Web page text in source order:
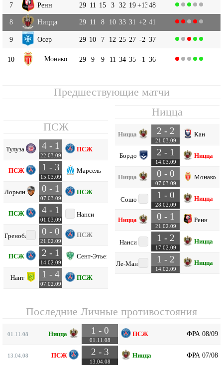
7 Ренн 29 11 15 3 32 19+1348
8 Ницца 29 11 8 10 33 31 +2 41
9 Осер 29 10 7 12 25 27 -2 37
10 Монако 29 9 9 11 34 35 -1 36
Предшествующие матчи
ПСЖ
Тулуза 4 - 1
22.03.09
ПСЖ
ПСЖ 1 - 3
15.03.09
Марсель
Лорьян 0 - 1
07.03.09
ПСЖ
ПСЖ 4 - 1
01.03.09
Нанси
Гренобль 0 - 0
21.02.09
ПСЖ
ПСЖ 2 - 1
14.02.09
Сент-Этьен
Нант 1 - 4
07.02.09
ПСЖ
Ницца
Ницца 2 - 2
21.03.09
Кан
Бордо 2 - 1
14.03.09
Ницца
Ницца 0 - 0
07.03.09
Монако
Сошо 1 - 0
28.02.09
Ницца
Ницца 0 - 1
21.02.09
Ренн
Нанси 1 - 2
17.02.09
Ницца
Ле-Ман 1 - 2
14.02.09
Ницца
Последние Личные противостояния
01.11.08 Ницца 1 - 0
01.11.08
ПСЖ ФРА 08/09
13.04.08 ПСЖ 2 - 3
13.04.08
Ницца ФРА 07/08